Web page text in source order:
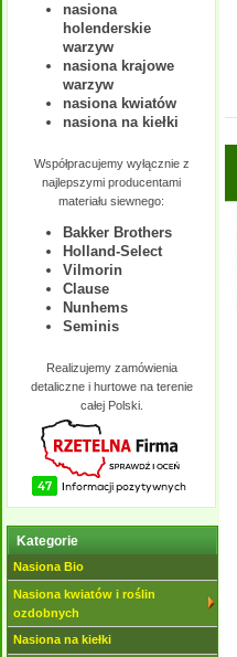
nasiona
holenderskie
warzyw
nasiona krajowe
warzyw
nasiona kwiatów
nasiona na kiełki
Współpracujemy wyłącznie z
najlepszymi producentami
materiału siewnego:
Bakker Brothers
Holland-Select
Vilmorin
Clause
Nunhems
Seminis
Realizujemy zamówienia
detaliczne i hurtowe na terenie
całej Polski.
Kategorie
Nasiona Bio
Nasiona kwiatów i roślin
ozdobnych
Nasiona na kiełki